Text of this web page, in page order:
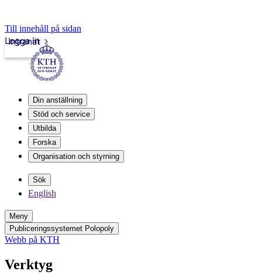
Till innehåll på sidan
Intranät
Logga in
Din anställning
Stöd och service
Utbilda
Forska
Organisation och styrning
Sök
English
Meny
Publiceringssystemet Polopoly
Webb på KTH
Verktyg